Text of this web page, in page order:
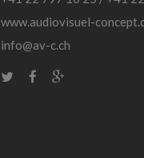
www.audiovisuel-
info@av-c.ch